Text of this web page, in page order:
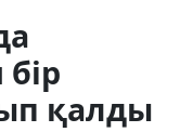
қалды